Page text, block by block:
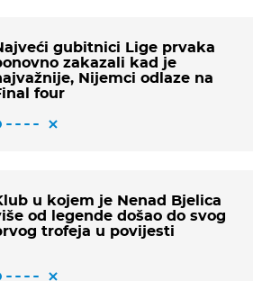
gubitnici Lige prvaka
zakazali kad je
Nijemci odlaze na
four
u kojem je Nenad Bjelica
od legende došao do svog
trofeja u povijesti